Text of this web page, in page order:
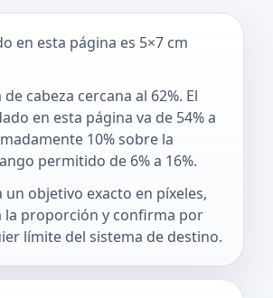
en esta página es 5×7 cm
cabeza cercana al 62%. El
en esta página va de 54% a
10% sobre la
permitido de 6% a 16%.
un objetivo exacto en píxeles,
la proporción y confirma por
límite del sistema de destino.